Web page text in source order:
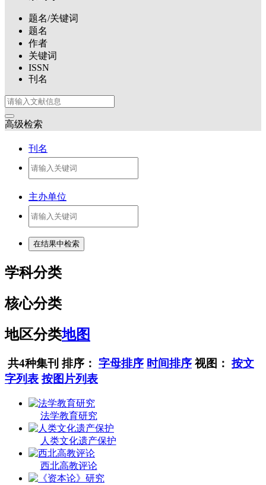
题名/关键词
题名
作者
关键词
ISSN
刊名
高级检索
刊名
主办单位
学科分类
核心分类
地区分类地图
共4种集刊 排序： 字母排序 时间排序 视图： 按文
字列表 按图片列表
法学教育研究
人类文化遗产保护
西北高教评论